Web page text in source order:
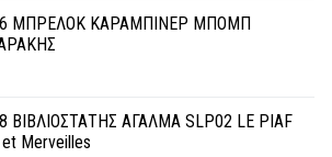
ΜΠΡΕΛΟΚ ΚΑΡΑΜΠΙΝΕΡ ΜΠΟΜΠ
ΒΙΒΛΙΟΣΤΑΤΗΣ ΑΓΑΛΜΑ SLP02 LE PIAF
et Merveilles